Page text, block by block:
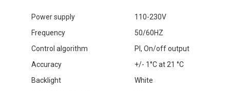
Power supply
110-230V
Frequency
50/60HZ
Control algorithm
Pl, On/off output
Accuracy
+/- 1°C at 21 °C
Backlight
White